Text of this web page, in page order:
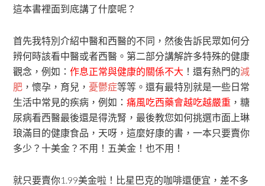
這本書裡面到底講了什麼呢？
首先我特別介紹中醫和西醫的不同，然後告訴民眾如何分
辨何時該看中醫或者西醫。第二部分講解許多特殊的健康
觀念，例如：作息正常與健康的關係不大 ！還有熱門的減
肥 ，懷孕，育兒， 憂鬱症等等。還有最特別就是一些日常
生活中常見的疾病，例如：痛風吃西藥會越吃越嚴重 ，糖
尿病看西醫最後還是得洗腎，最後教您如何挑選市面上琳
琅滿目的健康食品，天呀，這麼好康的書，一本只要賣你
多少？十美金？不用！五美金！也不用！
就只要賣你1.99美金啦！比星巴克的咖啡還便宜，差不多